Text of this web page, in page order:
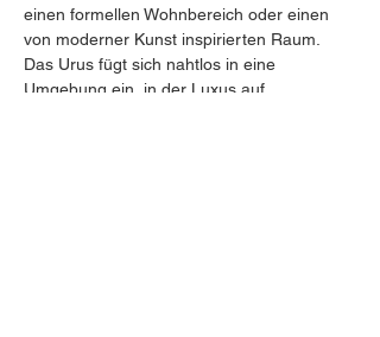
einen formellen Wohnbereich oder einen
von moderner Kunst inspirierten Raum.
Das Urus fügt sich nahtlos in eine
Umgebung ein, in der Luxus auf